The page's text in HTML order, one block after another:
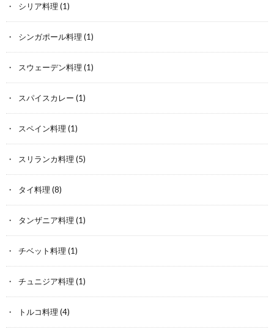
シリア料理 (1)
シンガポール料理 (1)
スウェーデン料理 (1)
スパイスカレー (1)
スペイン料理 (1)
スリランカ料理 (5)
タイ料理 (8)
タンザニア料理 (1)
チベット料理 (1)
チュニジア料理 (1)
トルコ料理 (4)